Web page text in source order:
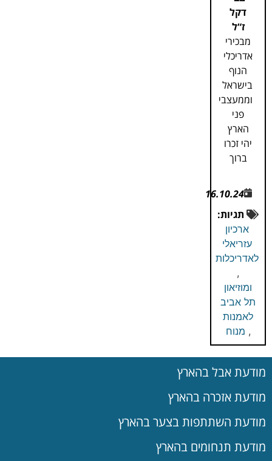
דקל
ז“ל
מבכירי
אדריכלי
הנוף
בישראל
וממעצבי
פני
הארץ
יהי זכרו
ברוך
16.10.24
תגיות:
ארכיון
עזריאלי
לאדריכלות
,
ומוזיאון
תל אביב
לאמנות
, מנוח
מודעת אבל בהארץ
מודעת אזכרה בהארץ
מודעת השתתפות בצער בהארץ
מודעת תנחומים בהארץ